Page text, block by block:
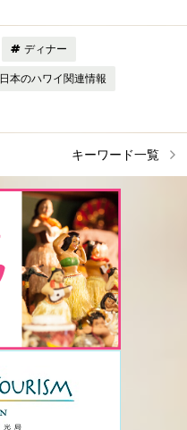
ディナー
日本のハワイ関連情報
キーワード一覧